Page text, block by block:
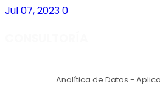
Jul 07, 20230
Analítica de Datos -